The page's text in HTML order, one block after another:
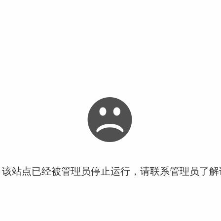
站点已经被管理员停止运行，请联系管理员了